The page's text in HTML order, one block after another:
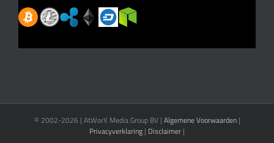
© 2002-2026 | AtWorX Media Group BV | Algemene Voorwaarden |
Privacyverklaring | Disclaimer |